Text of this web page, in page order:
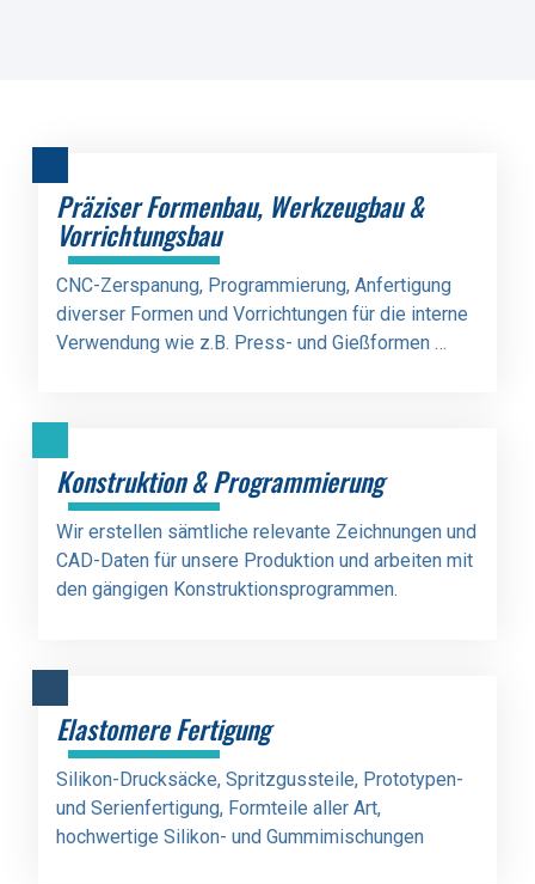
Präziser Formenbau, Werkzeugbau &
Vorrichtungsbau
CNC-Zerspanung, Programmierung, Anfertigung
diverser Formen und Vorrichtungen für die interne
Verwendung wie z.B. Press- und Gießformen …
Konstruktion & Programmierung
Wir erstellen sämtliche relevante Zeichnungen und
CAD-Daten für unsere Produktion und arbeiten mit
den gängigen Konstruktionsprogrammen.
Elastomere Fertigung
Silikon-Drucksäcke, Spritzgussteile, Prototypen-
und Serienfertigung, Formteile aller Art,
hochwertige Silikon- und Gummimischungen